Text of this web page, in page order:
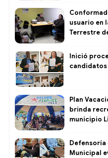
usuario en
Terrestre
Inició
candidatos
Plan
brinda
municipio
Defensoría
Municipal